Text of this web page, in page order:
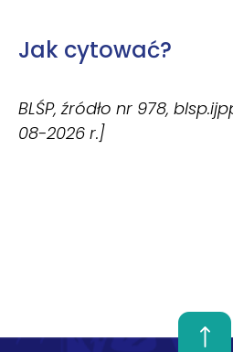
Jak cytować?
BLŚP, źródło nr 978,
08-2026 r.]